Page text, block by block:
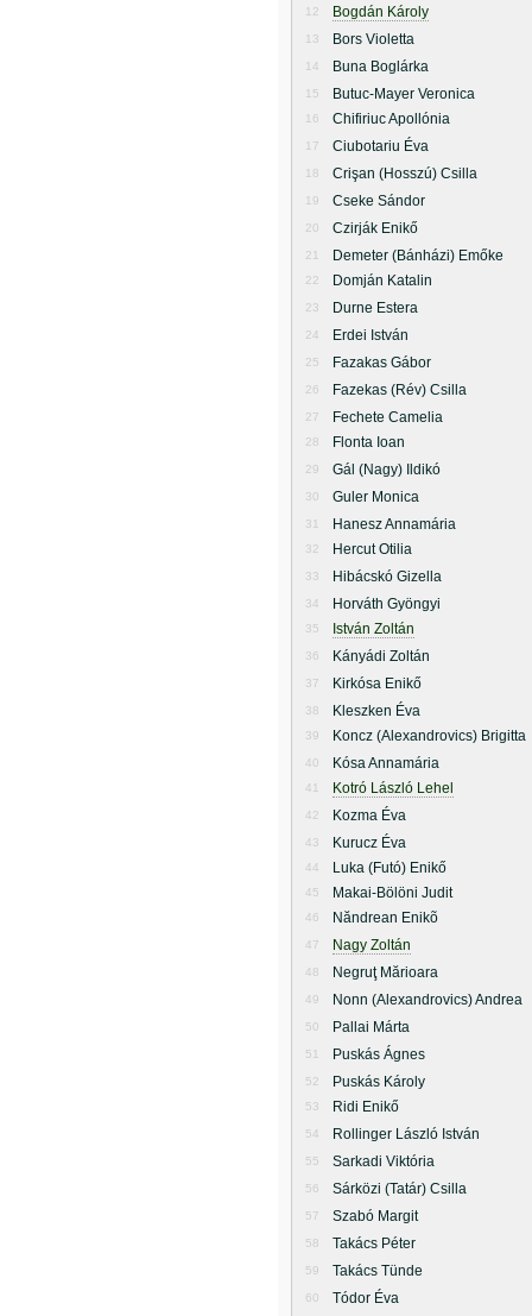
12 Bogdán Károly
13 Bors Violetta
14 Buna Boglárka
15 Butuc-Mayer Veronica
16 Chifiriuc Apollónia
17 Ciubotariu Éva
18 Crişan (Hosszú) Csilla
19 Cseke Sándor
20 Czirják Enikő
21 Demeter (Bánházi) Emőke
22 Domján Katalin
23 Durne Estera
24 Erdei István
25 Fazakas Gábor
26 Fazekas (Rév) Csilla
27 Fechete Camelia
28 Flonta Ioan
29 Gál (Nagy) Ildikó
30 Guler Monica
31 Hanesz Annamária
32 Hercut Otilia
33 Hibácskó Gizella
34 Horváth Gyöngyi
35 István Zoltán
36 Kányádi Zoltán
37 Kirkósa Enikő
38 Kleszken Éva
39 Koncz (Alexandrovics) Brigitta
40 Kósa Annamária
41 Kotró László Lehel
42 Kozma Éva
43 Kurucz Éva
44 Luka (Futó) Enikő
45 Makai-Bölöni Judit
46 Năndrean Enikõ
47 Nagy Zoltán
48 Negruţ Mărioara
49 Nonn (Alexandrovics) Andrea
50 Pallai Márta
51 Puskás Ágnes
52 Puskás Károly
53 Ridi Enikő
54 Rollinger László István
55 Sarkadi Viktória
56 Sárközi (Tatár) Csilla
57 Szabó Margit
58 Takács Péter
59 Takács Tünde
60 Tódor Éva